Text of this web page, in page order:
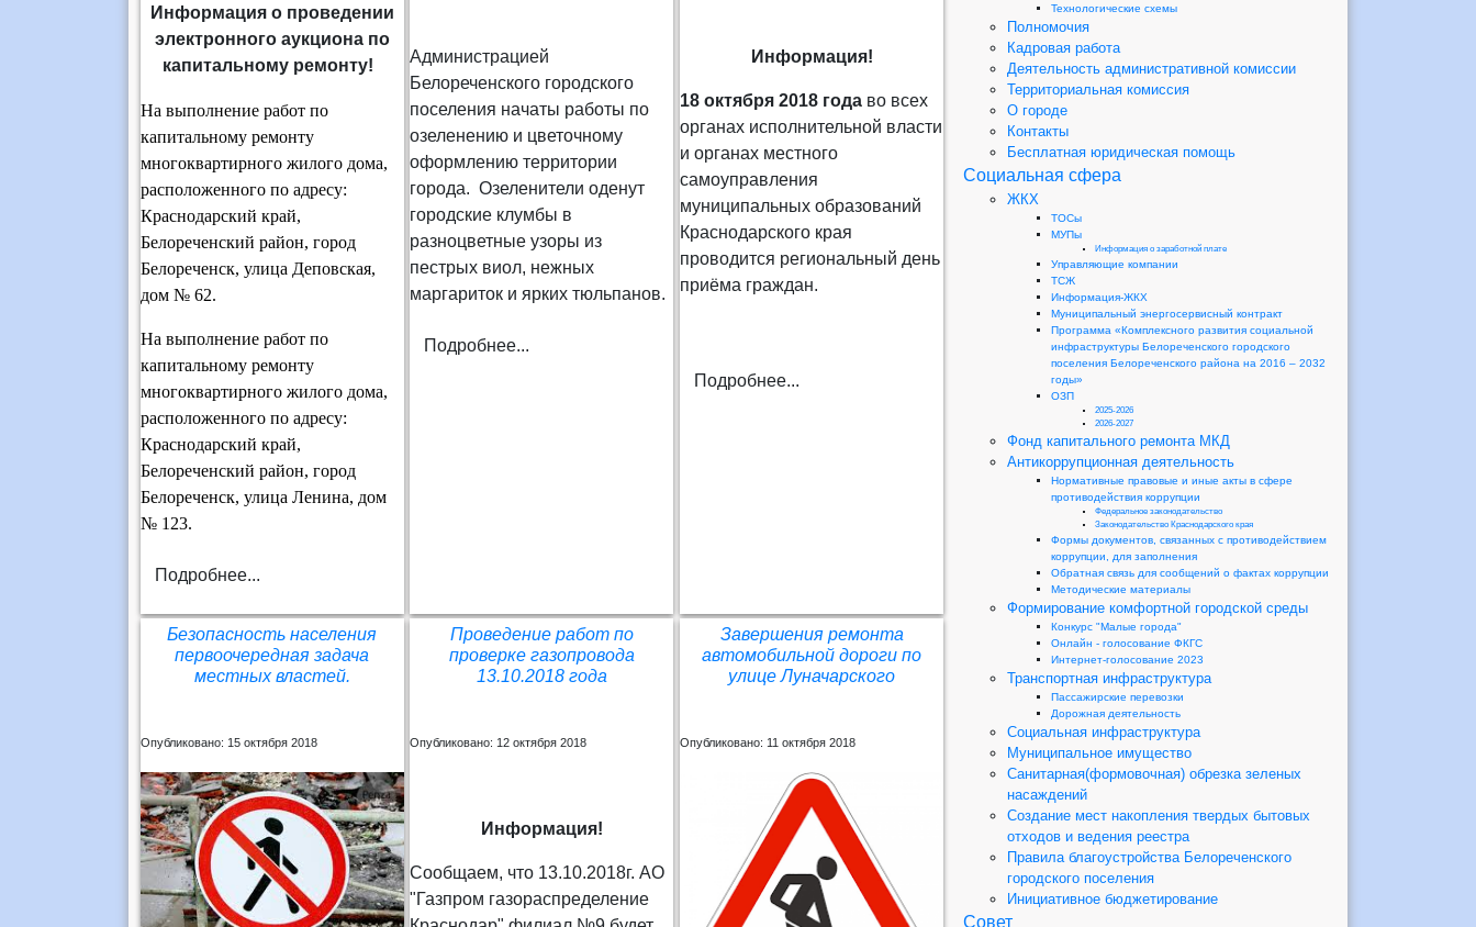
Информация о проведении
электронного аукциона по
капитальному ремонту!
На выполнение работ по
капитальному ремонту
многоквартирного жилого дома,
расположенного по адресу:
Краснодарский край,
Белореченский район, город
Белореченск, улица Деповская,
дом № 62.
На выполнение работ по
капитальному ремонту
многоквартирного жилого дома,
расположенного по адресу:
Краснодарский край,
Белореченский район, город
Белореченск, улица Ленина, дом
№ 123.
Подробнее...
Администрацией
Белореченского городского
поселения начаты работы по
озеленению и цветочному
оформлению территории
города. Озеленители оденут
городские клумбы в
разноцветные узоры из
пестрых виол, нежных
маргариток и ярких тюльпанов.
Подробнее...
Информация!
18 октября 2018 года во всех
органах исполнительной власти
и органах местного
самоуправления
муниципальных образований
Краснодарского края
проводится региональный день
приёма граждан.
Подробнее...
Безопасность населения
первоочередная задача
местных властей.
Опубликовано: 15 октября 2018
Проведение работ по
проверке газопровода
13.10.2018 года
Опубликовано: 12 октября 2018
Информация!
Сообщаем, что 13.10.2018г. АО
"Газпром газораспределение
Завершения ремонта
автомобильной дороги по
улице Луначарского
Опубликовано: 11 октября 2018
Технологические схемы
Полномочия
Кадровая работа
Деятельность административной комиссии
Территориальная комиссия
О городе
Контакты
Бесплатная юридическая помощь
Социальная сфера
ЖКХ
ТОСы
МУПы
Информация о заработной плате
Управляющие компании
ТСЖ
Информация-ЖКХ
Муниципальный энергосервисный контракт
Программа «Комплексного развития социальной
инфраструктуры Белореченского городского
поселения Белореченского района на 2016 – 2032
годы»
ОЗП
2025-2026
2026-2027
Фонд капитального ремонта МКД
Антикоррупционная деятельность
Нормативные правовые и иные акты в сфере
противодействия коррупции
Федеральное законодательство
Законодательство Краснодарского края
Формы документов, связанных с противодействием
коррупции, для заполнения
Обратная связь для сообщений о фактах коррупции
Методические материалы
Формирование комфортной городской среды
Конкурс "Малые города"
Онлайн - голосование ФКГС
Интернет-голосование 2023
Транспортная инфраструктура
Пассажирские перевозки
Дорожная деятельность
Социальная инфраструктура
Муниципальное имущество
Санитарная(формовочная) обрезка зеленых
насаждений
Создание мест накопления твердых бытовых
отходов и ведения реестра
Правила благоустройства Белореченского
городского поселения
Инициативное бюджетирование
Совет